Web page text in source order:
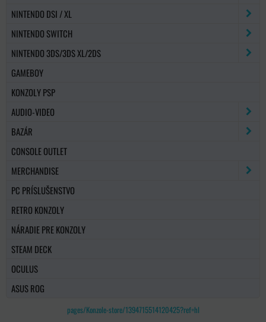
NINTENDO DSI / XL
NINTENDO SWITCH
NINTENDO 3DS/3DS XL/2DS
GAMEBOY
KONZOLY PSP
AUDIO-VIDEO
BAZÁR
CONSOLE OUTLET
MERCHANDISE
PC PRÍSLUŠENSTVO
RETRO KONZOLY
NÁRADIE PRE KONZOLY
STEAM DECK
OCULUS
ASUS ROG
pages/Konzole-store/1394715514120425?ref=hl